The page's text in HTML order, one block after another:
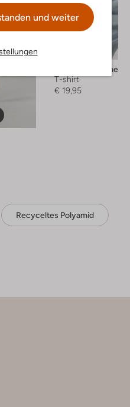
und weiter
Selected Femme
T-shirt
€ 19,95
Recyceltes Polyamid